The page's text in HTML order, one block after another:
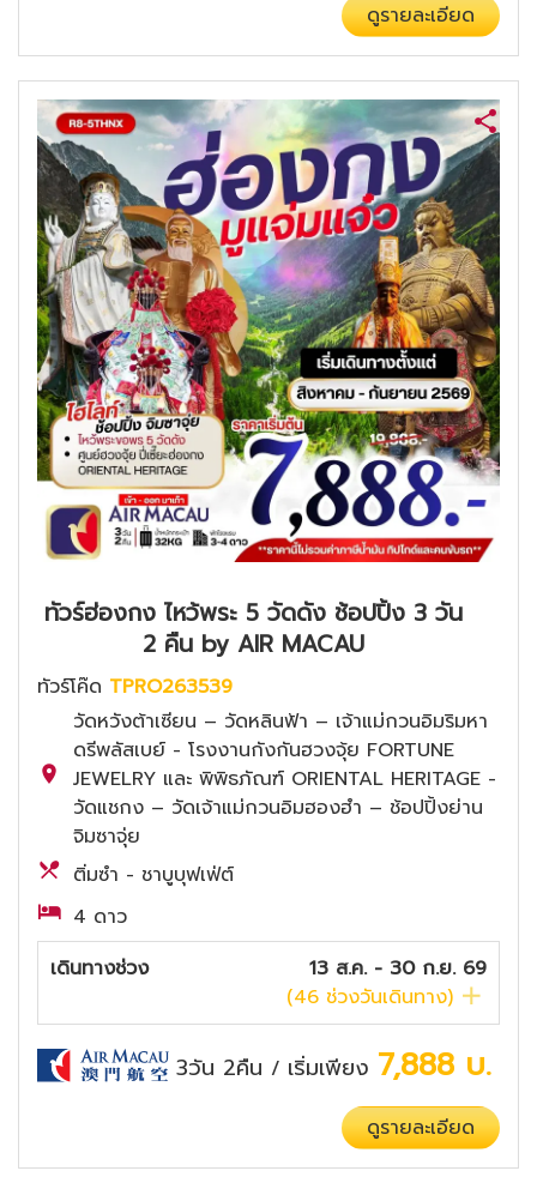
ดูรายละเอียด
ทัวร์ฮ่องกง ไหว้พระ 5 วัดดัง ช้อปปิ้ง 3 วัน
2 คืน by AIR MACAU
ทัวร์โค๊ด TPRO263539
วัดหวังต้าเซียน – วัดหลินฟ้า – เจ้าแม่กวนอิมริมหา
ดรีพลัสเบย์ - โรงงานกังกันฮวงจุ้ย FORTUNE
JEWELRY และ พิพิธภัณฑ์ ORIENTAL HERITAGE -
วัดแชกง – วัดเจ้าแม่กวนอิมฮองฮำ – ช้อปปิ้งย่าน
จิมซาจุ่ย
ติ่มซำ - ชาบูบุฟเฟ่ต์
4 ดาว
เดินทางช่วง
13 ส.ค. - 30 ก.ย. 69
(46 ช่วงวันเดินทาง)
3วัน 2คืน / เริ่มเพียง 7,888 บ.
ดูรายละเอียด